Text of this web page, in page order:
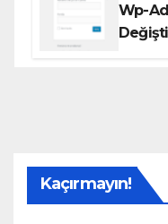
Wp-
Kaçırmayın!